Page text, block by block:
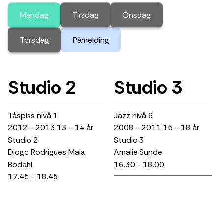
Mandag Tirsdag Onsdag
Torsdag Påmelding
Studio 2
Tåspiss nivå 1
2012 - 2013 13 - 14 år
Studio 2
Diogo Rodrigues Maia
Bodahl
17.45 - 18.45
Studio 3
Jazz nivå 6
2008 - 2011 15 - 18 år
Studio 3
Amalie Sunde
16.30 - 18.00